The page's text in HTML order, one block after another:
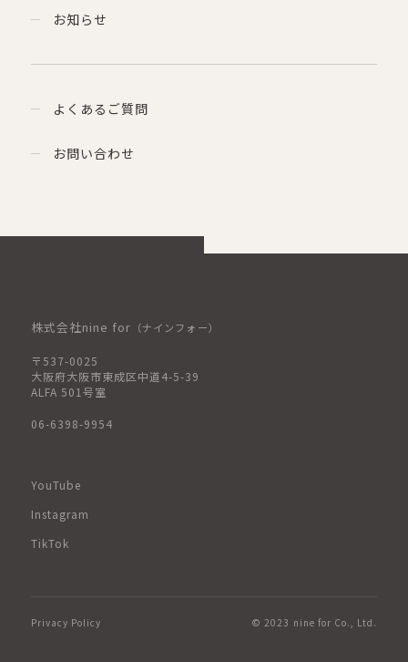
お知らせ
よくあるご質問
お問い合わせ
株式会社nine for （ナインフォー）
〒537-0025
大阪府大阪市東成区中道4-5-39
ALFA 501号室
06-6398-9954
YouTube
Instagram
TikTok
Privacy Policy © 2023 nine for Co., Ltd.